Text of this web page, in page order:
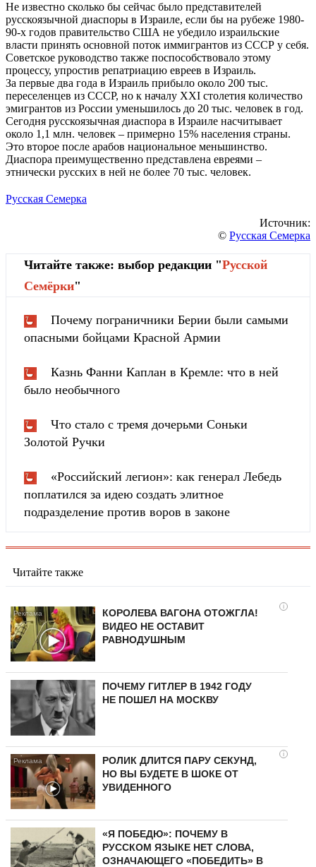
Не известно сколько бы сейчас было представителей
русскоязычной диаспоры в Израиле, если бы на рубеже 1980-
90-х годов правительство США не убедило израильские
власти принять основной поток иммигрантов из СССР у себя.
Советское руководство также поспособствовало этому
процессу, упростив репатриацию евреев в Израиль.
За первые два года в Израиль прибыло около 200 тыс.
переселенцев из СССР, но к началу XXI столетия количество
эмигрантов из России уменьшилось до 20 тыс. человек в год.
Сегодня русскоязычная диаспора в Израиле насчитывает
около 1,1 млн. человек – примерно 15% населения страны.
Это второе после арабов национальное меньшинство.
Диаспора преимущественно представлена евреями –
этнически русских в ней не более 70 тыс. человек.
Русская Семерка
Источник:
© Русская Семерка
Читайте также: выбор редакции "Русской
Cемёрки"
Почему пограничники Берии были самыми
опасными бойцами Красной Армии
Казнь Фанни Каплан в Кремле: что в ней
было необычного
Что стало с тремя дочерьми Соньки
Золотой Ручки
«Российский легион»: как генерал Лебедь
поплатился за идею создать элитное
подразделение против воров в законе
Читайте также
i
КОРОЛЕВА ВАГОНА ОТОЖГЛА!
ВИДЕО НЕ ОСТАВИТ
РАВНОДУШНЫМ
ПОЧЕМУ ГИТЛЕР В 1942 ГОДУ
НЕ ПОШЕЛ НА МОСКВУ
i
РОЛИК ДЛИТСЯ ПАРУ СЕКУНД,
НО ВЫ БУДЕТЕ В ШОКЕ ОТ
УВИДЕННОГО
«Я ПОБЕДЮ»: ПОЧЕМУ В
РУССКОМ ЯЗЫКЕ НЕТ СЛОВА,
ОЗНАЧАЮЩЕГО «ПОБЕДИТЬ» В